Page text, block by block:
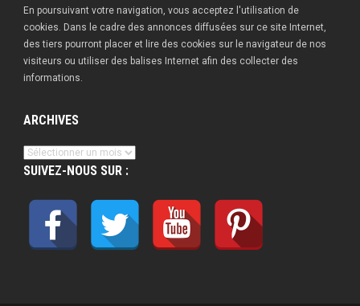
En poursuivant votre navigation, vous acceptez l'utilisation de
cookies. Dans le cadre des annonces diffusées sur ce site Internet,
des tiers pourront placer et lire des cookies sur le navigateur de nos
visiteurs ou utiliser des balises Internet afin des collecter des
informations.
ARCHIVES
Archives
SUIVEZ-NOUS SUR :